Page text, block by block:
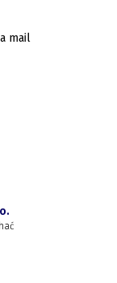
mail